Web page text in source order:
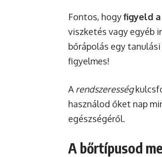
Fontos, hogyfigyeld
viszketés vagy egyéb
bőrápolás egy
figyelmes!
A rendszeresség
használod őket nap
egészségéről.
A bőrtípusod